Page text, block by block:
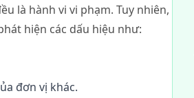
là hành vi vi phạm. Tuy nhiên,
hiện các dấu hiệu như:
đơn vị khác.